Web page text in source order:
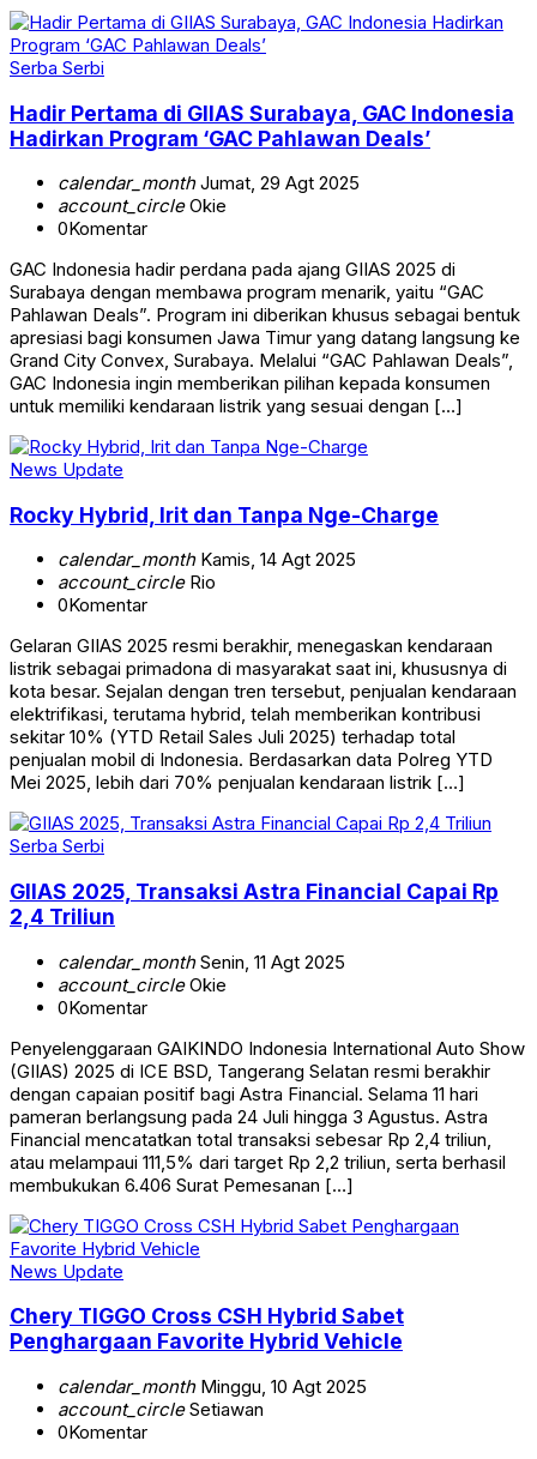
Serba Serbi
Hadir Pertama di GIIAS Surabaya, GAC Indonesia
Hadirkan Program ‘GAC Pahlawan Deals’
calendar_monthJumat, 29 Agt 2025
account_circleOkie
0Komentar
GAC Indonesia hadir perdana pada ajang GIIAS 2025 di
Surabaya dengan membawa program menarik, yaitu “GAC
Pahlawan Deals”. Program ini diberikan khusus sebagai bentuk
apresiasi bagi konsumen Jawa Timur yang datang langsung ke
Grand City Convex, Surabaya. Melalui “GAC Pahlawan Deals”,
GAC Indonesia ingin memberikan pilihan kepada konsumen
untuk memiliki kendaraan listrik yang sesuai dengan […]
News Update
Rocky Hybrid, Irit dan Tanpa Nge-Charge
calendar_monthKamis, 14 Agt 2025
account_circleRio
0Komentar
Gelaran GIIAS 2025 resmi berakhir, menegaskan kendaraan
listrik sebagai primadona di masyarakat saat ini, khususnya di
kota besar. Sejalan dengan tren tersebut, penjualan kendaraan
elektrifikasi, terutama hybrid, telah memberikan kontribusi
sekitar 10% (YTD Retail Sales Juli 2025) terhadap total
penjualan mobil di Indonesia. Berdasarkan data Polreg YTD
Mei 2025, lebih dari 70% penjualan kendaraan listrik […]
Serba Serbi
GIIAS 2025, Transaksi Astra Financial Capai Rp
2,4 Triliun
calendar_monthSenin, 11 Agt 2025
account_circleOkie
0Komentar
Penyelenggaraan GAIKINDO Indonesia International Auto Show
(GIIAS) 2025 di ICE BSD, Tangerang Selatan resmi berakhir
dengan capaian positif bagi Astra Financial. Selama 11 hari
pameran berlangsung pada 24 Juli hingga 3 Agustus. Astra
Financial mencatatkan total transaksi sebesar Rp 2,4 triliun,
atau melampaui 111,5% dari target Rp 2,2 triliun, serta berhasil
membukukan 6.406 Surat Pemesanan […]
News Update
Chery TIGGO Cross CSH Hybrid Sabet
Penghargaan Favorite Hybrid Vehicle
calendar_monthMinggu, 10 Agt 2025
account_circleSetiawan
0Komentar